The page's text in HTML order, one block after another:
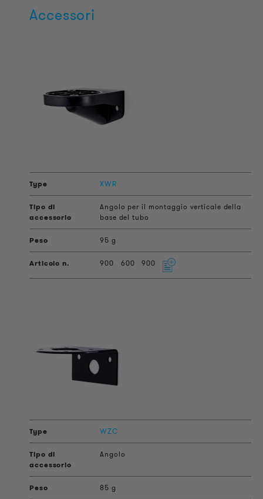
Accessori
XWR
Angolo per il montaggio verticale della
base del tubo
95 g
900 600 900
WZC
Angolo
85 g